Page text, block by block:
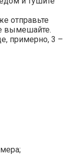
отправьте
вымешайте.
примерно, 3 –